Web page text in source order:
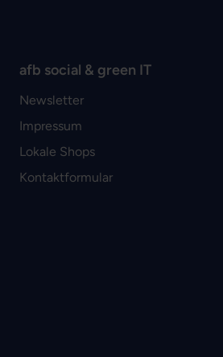
afb social & green IT
Newsletter
Impressum
Lokale Shops
Kontaktformular